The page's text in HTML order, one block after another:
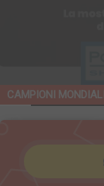
CAMPIONI MONDIALI